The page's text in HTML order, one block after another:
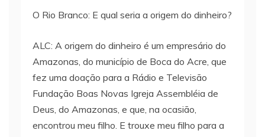
O Rio Branco: E qual seria a origem do dinheiro?
ALC: A origem do dinheiro é um empresário do
Amazonas, do município de Boca do Acre, que
fez uma doação para a Rádio e Televisão
Fundação Boas Novas Igreja Assembléia de
Deus, do Amazonas, e que, na ocasião,
encontrou meu filho. E trouxe meu filho para a